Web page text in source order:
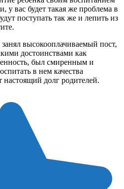
у вас будет такая же проблема в
поступать так же и лепить из
высокооплачиваемый пост,
достоинствами как
был смиренным и
в нем качества
долг родителей.